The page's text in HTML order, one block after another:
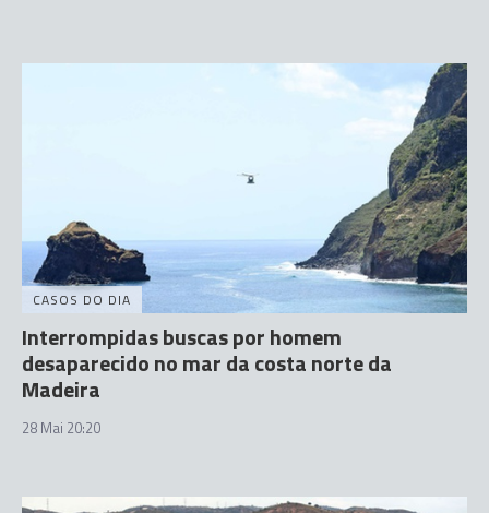
CASOS DO DIA
Interrompidas buscas por homem
desaparecido no mar da costa norte da
Madeira
28 Mai 20:20